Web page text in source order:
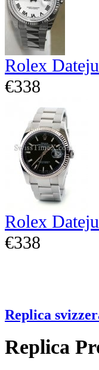
Rolex
€338
Rolex
€338
Replica
Replica